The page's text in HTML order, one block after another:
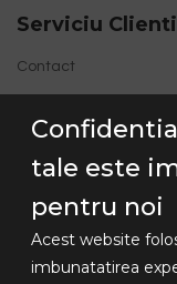
Serviciu Clienti
Contact
tale este
pentru noi
Acest website
imbunatatirea